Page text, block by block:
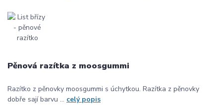
Pěnová razítka z moosgummi
Razítko z pěnovky moosgummi s úchytkou. Razítka z pěnovky
dobře sají barvu ... celý popis